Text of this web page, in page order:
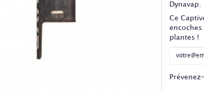
Dynavap.
Ce
plantes !